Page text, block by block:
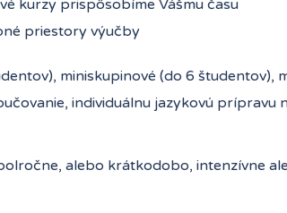
kurzy prispôsobíme Vášmu času
priestory výučby
miniskupinové (do 6 študentov),
individuálnu jazykovú prípravu
alebo krátkodobo, intenzívne